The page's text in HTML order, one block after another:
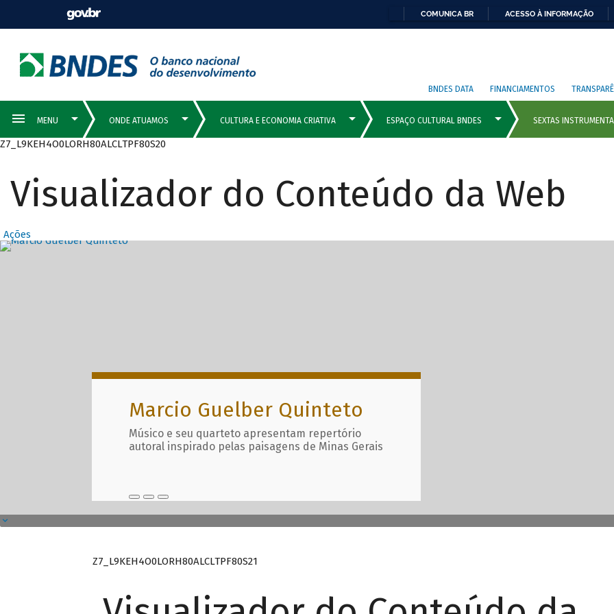
COMUNICA BR ACESSO À INFORMAÇÃO
BNDES DATA FINANCIAMENTOS
Z7_L9KEH4O0LORH80ALCLTPF80S20
Visualizador do Conteúdo da Web
Ações
Destaques Principais com
Marcio Guelber Quinteto
Músico e seu quarteto apresentam repertório
autoral inspirado pelas paisagens de Minas Gerais
Z7_L9KEH4O0LORH80ALCLTPF80S21